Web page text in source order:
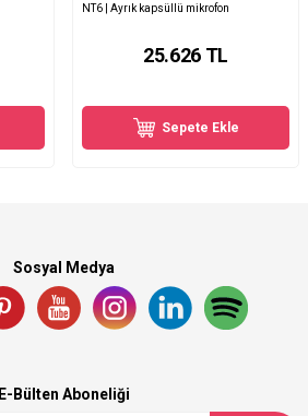
NT6 | Ayrık kapsüllü mikrofon
25.626TL
Sepete Ekle
Sosyal Medya
E-Bülten Aboneliği